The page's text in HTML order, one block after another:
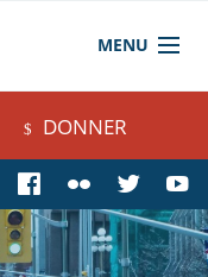
MENU
DONNER